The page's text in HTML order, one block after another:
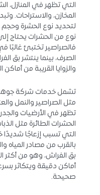
التي تظهر في المنازل،
المخازن، والاستراحات.
لتحديد نوع الحشرة وحجم
نوع من الحشرات يحتاج
فالصراصير تختبئ غالبًا
الصرف، بينما ينتشر بق
والزوايا القريبة من أماكن
تشمل خدمات شركة
مثل الصراصير والنمل
تظهر في الأرضيات
الحشرات الطائرة مثل
التي تسبب إزعاجًا شديدًا
بالقرب من مصادر المياه
بق الفراش، وهو من
أماكن دقيقة ويتكاثر
صحيحة.